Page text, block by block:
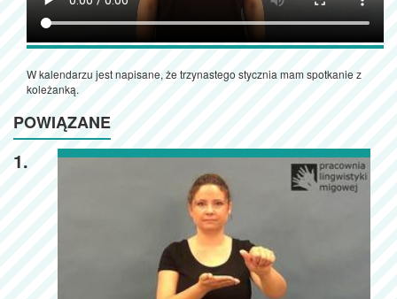
W kalendarzu jest napisane, że trzynastego stycznia mam spotkanie z
koleżanką.
POWIĄZANE
1.